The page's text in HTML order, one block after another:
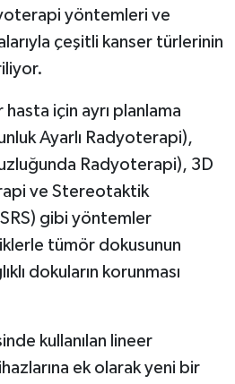
yöntemleri ve
çeşitli kanser türlerinin
için ayrı planlama
Ayarlı Radyoterapi),
Radyoterapi), 3D
ve Stereotaktik
gibi yöntemler
tümör dokusunun
dokuların korunması
kullanılan lineer
ek olarak yeni bir